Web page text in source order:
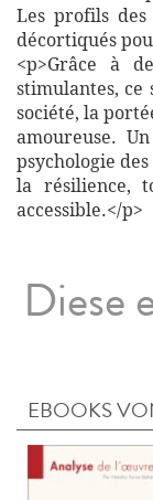
Les profils des
décortiqués
<p>Grâce à
stimulantes,
société, la
amoureuse.
psychologie
la résilience,
accessible.</p>
Diese
EBOOKS